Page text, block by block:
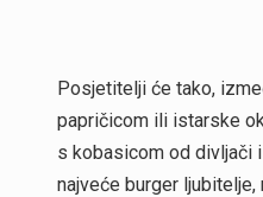
Posjetitelji će tako,
papričicom ili istarske
s kobasicom od divljači
najveće burger